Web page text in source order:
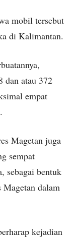
mobil tersebut
di Kalimantan.
dan atau 372
empat
Magetan juga
sempat
sebagai bentuk
Magetan dalam
kejadian